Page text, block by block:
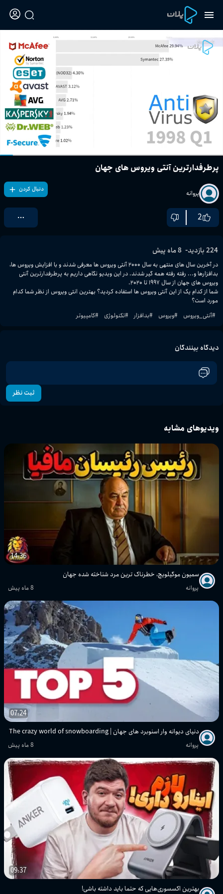
پرطرفدارترین آنتی ویروس های جهان
پروانه دنبال کردن
2
224بازدید- 8 ماه پیش
در آخرین سال های منتهی به سال ۲۰۰۰ آنتی ویروس ها معرفی شدند و با افزایش ویروس ها،
بدافزارها و... رفته رفته همه گیر شدند. در این ویدیو نگاهی داریم به پرطرفدارترین آنتی
شما از کدام یک از این آنتی ویروس ها استفاده کردید؟ بهترین انتی ویروس از نظر شما کدام
مورد است؟
#آنتی_ویروس #ویروس #بدافزار #تکنولوژی #کامپیوتر
دیدگاه بینندگان
ثبت نظر
ویدیوهای مشابه
14:36
سمیون موگیلویچ، خطرناک ترین مرد شناخته شده جهان
پروانه 8 ماه پیش
07:24
دنیای دیوانه وار اسنوبرد های جهان | The crazy world of snowboarding
پروانه 8 ماه پیش
09:37
بهترین اکسسوری‌هایی که حتما باید داشته باشی!